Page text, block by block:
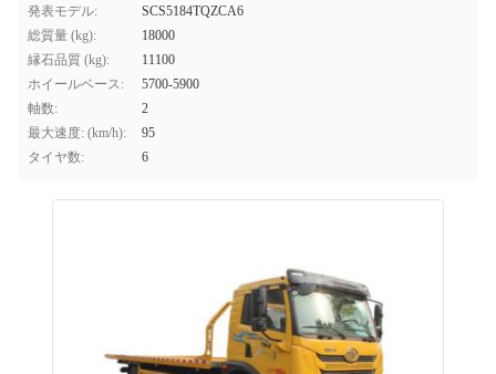
発表モデル:
SCS5184TQZCA6
総質量 (kg):
18000
縁石品質 (kg):
11100
ホイールベース:
5700-5900
軸数:
2
最大速度: (km/h):
95
タイヤ数:
6